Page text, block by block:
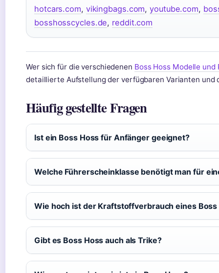
hotcars.com, vikingbags.com,youtube.com,
bosshosscycles.de, reddit.com
Wer sich für die verschiedenen Boss Hoss Modelle und
detaillierte Aufstellung der verfügbaren Varianten und
Häufig gestellte Fragen
Ist ein Boss Hoss für Anfänger geeignet?
Welche Führerscheinklasse benötigt man für
Wie hoch ist der Kraftstoffverbrauch eines Boss
Gibt es Boss Hoss auch als Trike?